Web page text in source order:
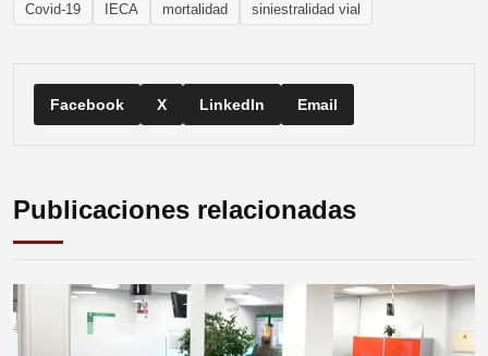
Covid-19
IECA mortalidad siniestralidad vial
Facebook X LinkedIn Email
Publicaciones relacionadas